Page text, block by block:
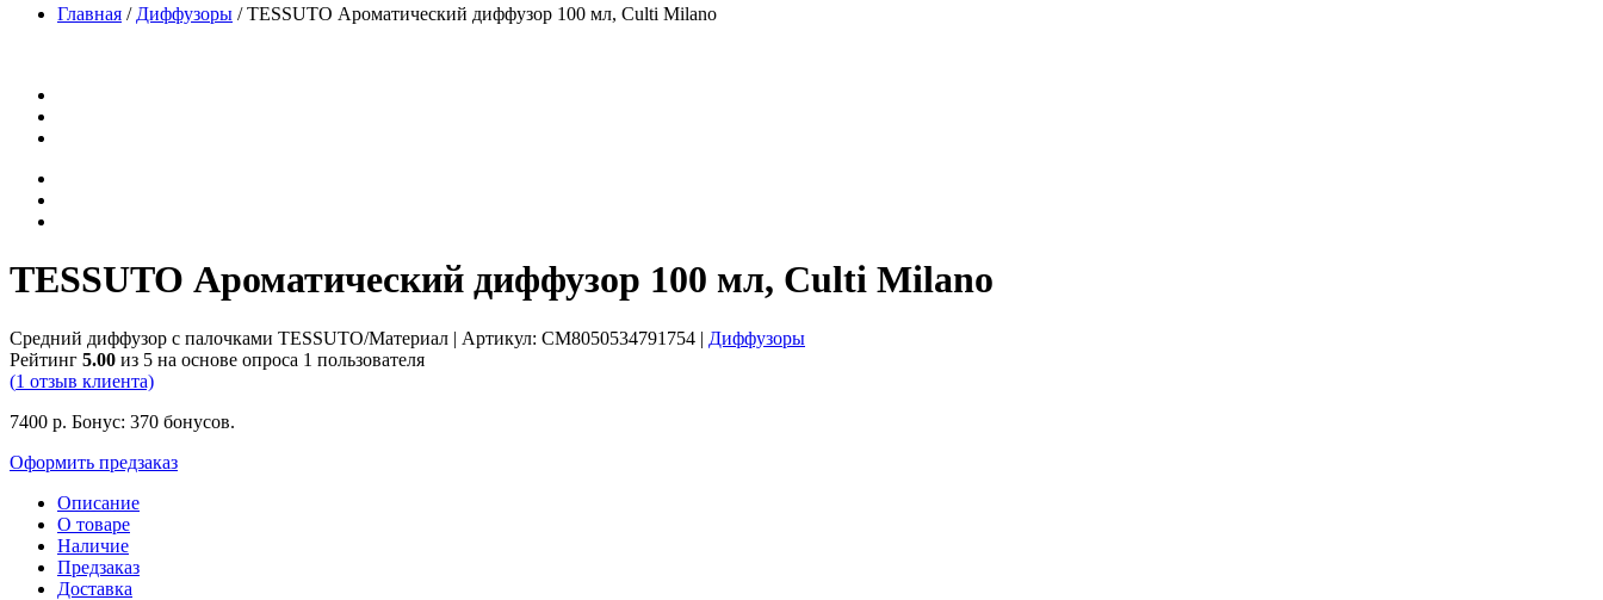
Главная / Диффузоры /TESSUTO Ароматический диффузор 100 мл, Culti Milano
TESSUTO Ароматический диффузор 100 мл, Culti Milano
Средний диффузор с палочками TESSUTO/Материал | Артикул: CM8050534791754 | Диффузоры
Рейтинг 5.00 из 5 на основе опроса 1 пользователя
(1 отзыв клиента)
7400 р. Бонус: 370 бонусов.
Оформить предзаказ
Описание
О товаре
Наличие
Предзаказ
Доставка